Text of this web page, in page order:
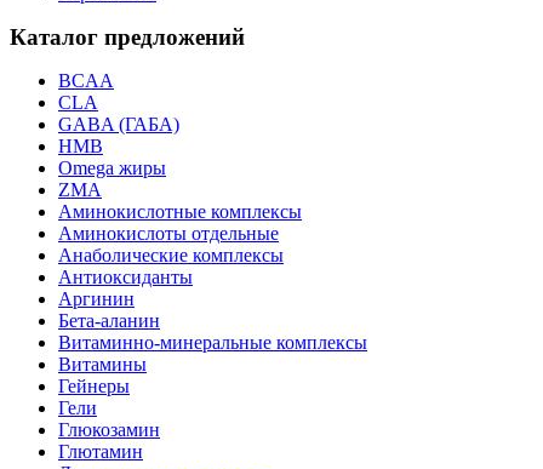
Каталог предложений
BCAA
CLA
GABA (ГАБА)
HMB
Omega жиры
ZMA
Аминокислотные комплексы
Аминокислоты отдельные
Анаболические комплексы
Антиоксиданты
Аргинин
Бета-аланин
Витаминно-минеральные комплексы
Витамины
Гейнеры
Гели
Глюкозамин
Глютамин